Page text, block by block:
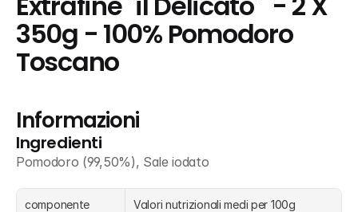
350g - 100% Pomodoro
Toscano
Informazioni
Ingredienti
Pomodoro (99,50%), Sale iodato
componente Valori nutrizionali medi per 100g